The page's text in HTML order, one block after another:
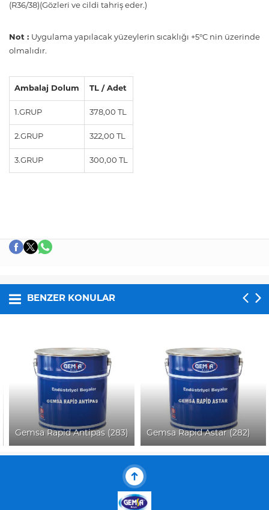
(R36/38)(Gözleri ve cildi tahriş eder.)
Not : Uygulama yapılacak yüzeylerin sıcaklığı +5°C nin üzerinde
olmalıdır.
Ambalaj Dolum TL / Adet
1.GRUP 378,00 TL
2.GRUP 322,00 TL
3.GRUP 300,00 TL
BENZER KONULAR
Gemsa Rapid Antipas (283) Gemsa Rapid Astar (282)